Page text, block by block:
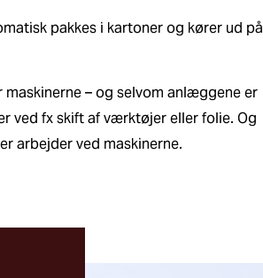
pakkes i kartoner og kører ud på
– og selvom anlæggene er
ved fx skift af værktøjer eller folie. Og
arbejder ved maskinerne.